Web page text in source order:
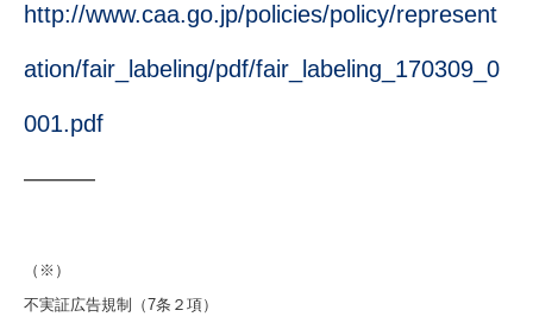
http://www.caa.go.jp/policies/policy/represent
ation/fair_labeling/pdf/fair_labeling_170309_0
001.pdf
———
（※）
不実証広告規制（7条２項）